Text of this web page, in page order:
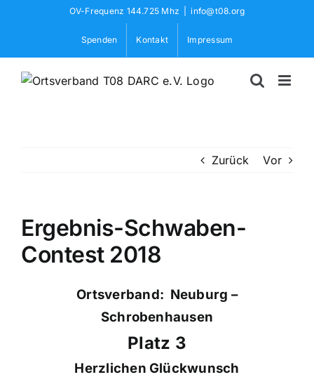
OV-Frequenz 144.725 Mhz info@t08.org
Spenden Kontakt Impressum
Zurück Vor
Ergebnis-Schwaben-
Contest 2018
Ortsverband: Neuburg –
Schrobenhausen
Platz 3
Herzlichen Glückwunsch